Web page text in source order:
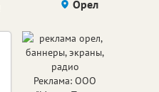
Происшествия Здоровье
Орел
Реклама: ООО